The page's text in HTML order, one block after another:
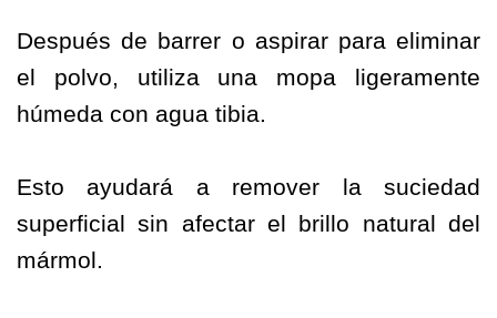
Después de barrer o aspirar para eliminar
el polvo, utiliza una mopa ligeramente
húmeda con agua tibia.
Esto ayudará a remover la suciedad
superficial sin afectar el brillo natural del
mármol.